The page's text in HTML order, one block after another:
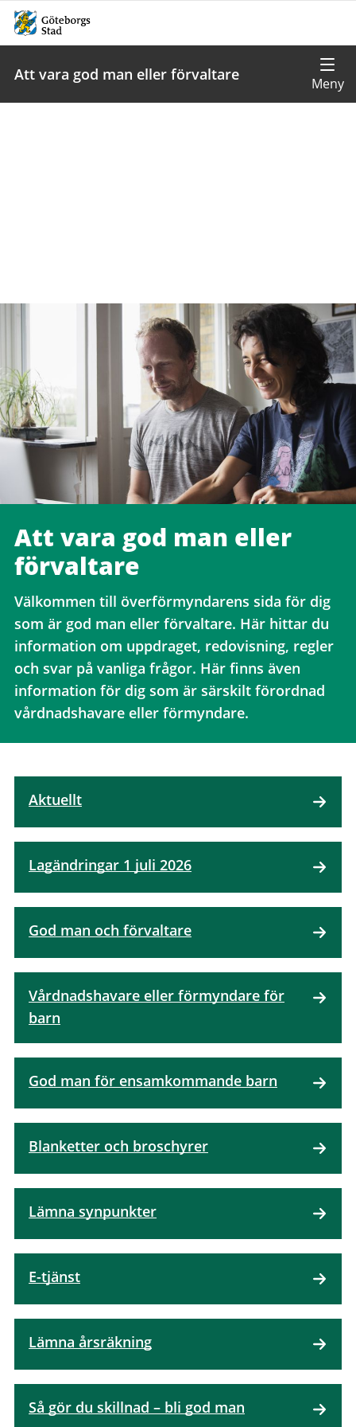
Att vara god man eller förvaltare
Att vara god man eller
förvaltare
Välkommen till överförmyndarens sida för dig
som är god man eller förvaltare. Här hittar du
information om uppdraget, redovisning, regler
och svar på vanliga frågor. Här finns även
information för dig som är särskilt förordnad
vårdnadshavare eller förmyndare.
Aktuellt
Lagändringar 1 juli 2026
God man och förvaltare
Vårdnadshavare eller förmyndare för
barn
God man för ensamkommande barn
Blanketter och broschyrer
Lämna synpunkter
E-tjänst
Lämna årsräkning
Så gör du skillnad – bli god man